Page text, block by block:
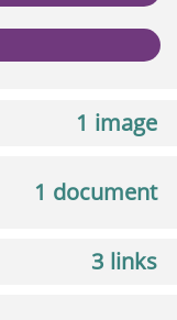
1 image
1 document
3 links